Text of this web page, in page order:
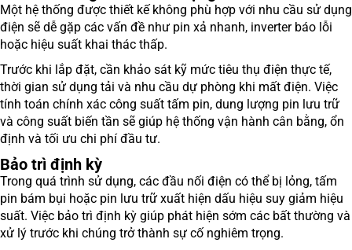
Một hệ thống được thiết kế không phù hợp với nhu cầu sử dụng
điện sẽ dễ gặp các vấn đề như pin xả nhanh, inverter báo lỗi
hoặc hiệu suất khai thác thấp.
Trước khi lắp đặt, cần khảo sát kỹ mức tiêu thụ điện thực tế,
thời gian sử dụng tải và nhu cầu dự phòng khi mất điện. Việc
tính toán chính xác công suất tấm pin, dung lượng pin lưu trữ
và công suất biến tần sẽ giúp hệ thống vận hành cân bằng, ổn
định và tối ưu chi phí đầu tư.
Bảo trì định kỳ
Trong quá trình sử dụng, các đầu nối điện có thể bị lỏng, tấm
pin bám bụi hoặc pin lưu trữ xuất hiện dấu hiệu suy giảm hiệu
suất. Việc bảo trì định kỳ giúp phát hiện sớm các bất thường và
xử lý trước khi chúng trở thành sự cố nghiêm trọng.